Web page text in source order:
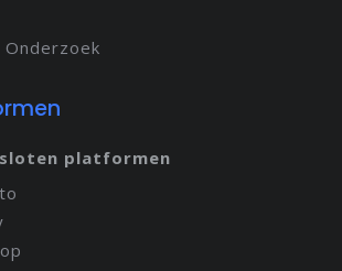
Onderzoek
platformen